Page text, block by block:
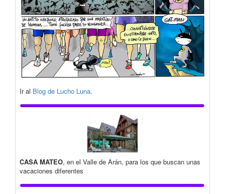
Ir al Blog de Lucho Luna.
CASA MATEO, en el Valle de Arán, para los que buscan unas
vacaciones diferentes